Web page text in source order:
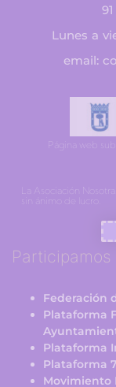
Lunes a
email:
Página web
La Asociación
sin ánimo de lucro.
Participamos
Federación
Plataforma
Plataforma
Plataforma
Movimiento